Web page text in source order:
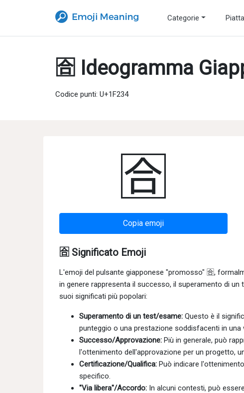
Categorie
🈴 Ideogramma
Codice punti: U+1F234
🈴
Copia emoji
🈴 Significato Emoji
L'emoji del pulsante giapponese "promosso" 🈴,
in genere rappresenta il successo, il superamento di
suoi significati più popolari:
Superamento di un test/esame: Questo è il
punteggio o una prestazione soddisfacenti in una
Successo/Approvazione: Più in generale, può
l'ottenimento dell'approvazione per un progetto,
Certificazione/Qualifica: Può indicare
specifico.
"Via libera"/Accordo: In alcuni contesti, può